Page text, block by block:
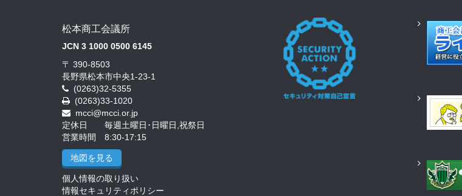
松本商工会議所
JCN 3 1000 0500 6145
〒 390-8503
長野県松本市中央1-23-1
(0263)32-5355
(0263)33-1020
mcci@mcci.or.jp
定休日 毎週土曜日･日曜日,祝祭日
営業時間 8:30-17:15
地図を見る
個人情報の取り扱い
情報セキュリティポリシー